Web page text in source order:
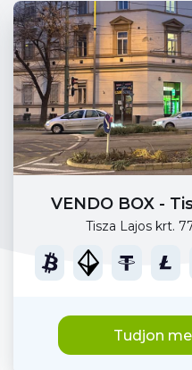
VENDO BOX -
Tisza Lajos krt.
Tudjon